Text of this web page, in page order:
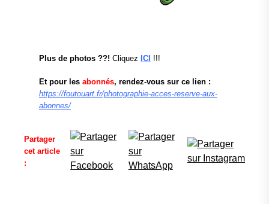
Plus de photos ??! Cliquez ICI !!!
Et pour les abonnés, rendez-vous sur ce lien :
https://foutouart.fr/photographie-acces-reserve-aux-
abonnes/
Partager
cet article
: